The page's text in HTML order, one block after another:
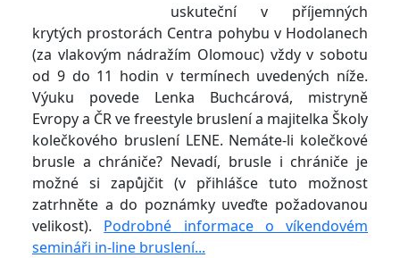
uskuteční v příjemných
krytých prostorách Centra pohybu v Hodolanech
(za vlakovým nádražím Olomouc) vždy v sobotu
od 9 do 11 hodin v termínech uvedených níže.
Výuku povede Lenka Buchcárová, mistryně
Evropy a ČR ve freestyle bruslení a majitelka Školy
kolečkového bruslení LENE. Nemáte-li kolečkové
brusle a chrániče? Nevadí, brusle i chrániče je
možné si zapůjčit (v přihlášce tuto možnost
zatrhněte a do poznámky uveďte požadovanou
velikost). Podrobné informace o víkendovém
semináři in-line bruslení...